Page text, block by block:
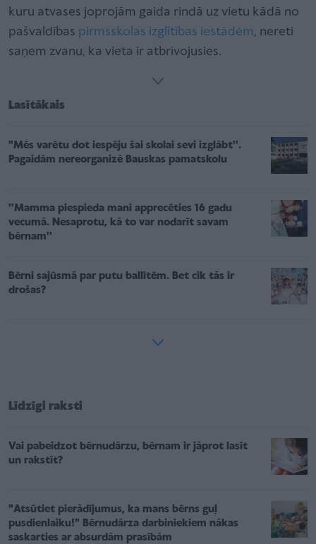
kuru atvases joprojām gaida rindā uz vietu kādā no
pašvaldības pirmsskolas izglītības iestādēm, nereti
saņem zvanu, ka vieta ir atbrīvojusies.
Lasītākais
"Mēs varētu dot iespēju šai skolai sevi izglābt''.
Pagaidām nereorganizē Bauskas pamatskolu
''Mamma piespieda mani apprecēties 16 gadu
vecumā. Nesaprotu, kā to var nodarīt savam
bērnam''
Bērni sajūsmā par putu ballītēm. Bet cik tās ir
drošas?
Līdzīgi raksti
Vai pabeidzot bērnudārzu, bērnam ir jāprot lasīt
un rakstīt?
"Atsūtiet pierādījumus, ka mans bērns guļ
pusdienlaiku!" Bērnudārza darbiniekiem nākas
saskarties ar absurdām prasībām